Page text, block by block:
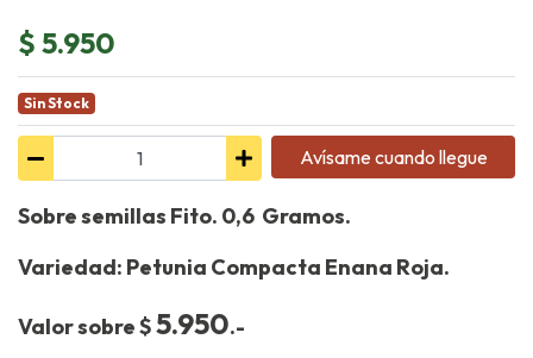
$ 5.950
Sin Stock
Avísame cuando llegue
Sobre semillas Fito. 0,6 Gramos.
Variedad: Petunia Compacta Enana Roja.
Valor sobre $5.950.-